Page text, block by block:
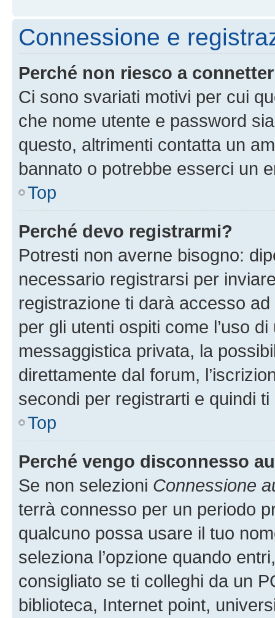
Connessione e
Perché non riesco a
Ci sono svariati motivi per cui
che nome utente e password
questo, altrimenti contatta un
bannato o potrebbe esserci un
Top
Perché devo registrarmi?
Potresti non averne bisogno:
necessario registrarsi per
registrazione ti darà accesso
per gli utenti ospiti come l’uso
messaggistica privata, la
direttamente dal forum,
secondi per registrarti e quindi
Top
Perché vengo disconnesso
Se non selezioni Connessione
terrà connesso per un periodo
qualcuno possa usare il tuo
seleziona l’opzione quando
consigliato se ti colleghi da un
biblioteca, Internet point,